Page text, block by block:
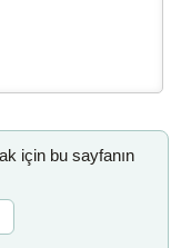
için bu sayfanın